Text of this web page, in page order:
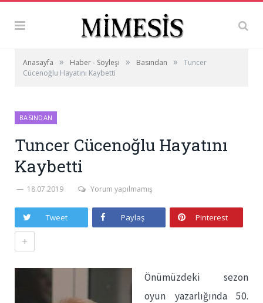
Anasayfa » Haber - Söyleşi » Basından »
Tuncer
Cücenoğlu Hayatını Kaybetti
BASINDAN
Tuncer Cücenoğlu Hayatını
Kaybetti
18.07.2019 Yorum yapılmamış
Tweet Paylaş Pinterest
+
Önümüzdeki sezon
oyun yazarlığında 50.